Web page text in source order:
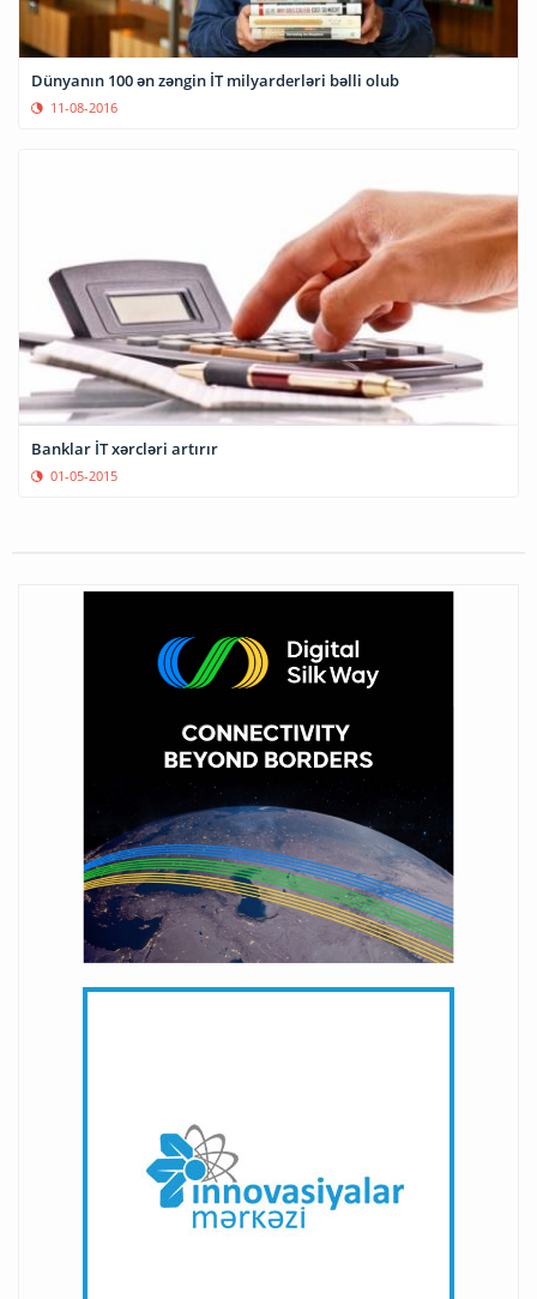
Dünyanın 100 ən zəngin İT milyarderləri bəlli olub
11-08-2016
Banklar İT xərcləri artırır
01-05-2015